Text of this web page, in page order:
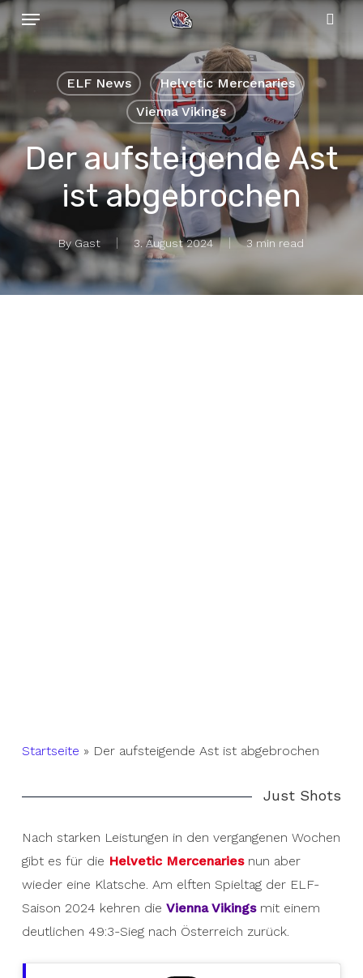
Skip
to
content
Menu
ELF News
Helvetic Mercenaries
Vienna Vikings
Der aufsteigende Ast
ist abgebrochen
By Gast 3. August 2024 3 min read
Startseite » Der aufsteigende Ast ist abgebrochen
Just Shots
Nach starken Leistungen in den vergangenen Wochen
gibt es für die Helvetic Mercenariesnun aber
wieder eine Klatsche. Am elften Spieltag der ELF-
Saison 2024 kehren die Vienna Vikingsmit einem
deutlichen 49:3-Sieg nach Österreich zurück.